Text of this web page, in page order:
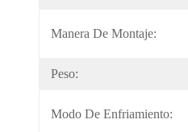
Manera De Montaje:
Peso:
Modo De Enfriamiento: